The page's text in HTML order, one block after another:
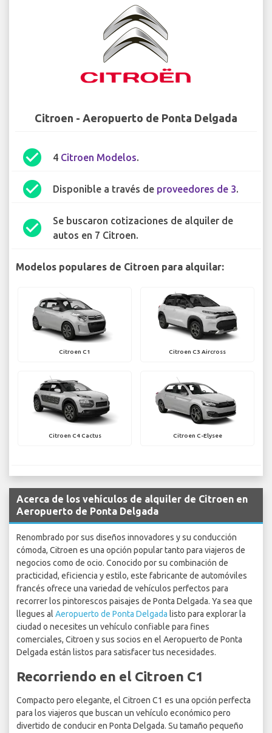
Citroen - Aeropuerto de Ponta Delgada
check_circle 4 Citroen Modelos.
check_circle Disponible a través de proveedores de 3.
check_circle
Se buscaron cotizaciones de alquiler de
autos en 7 Citroen.
Modelos populares de Citroen para alquilar:
Citroen C1 Citroen C3 Aircross
Citroen C4 Cactus Citroen C-Elysee
Acerca de los vehículos de alquiler de Citroen en
Aeropuerto de Ponta Delgada
Renombrado por sus diseños innovadores y su conducción
cómoda, Citroen es una opción popular tanto para viajeros de
negocios como de ocio. Conocido por su combinación de
practicidad, eficiencia y estilo, este fabricante de automóviles
francés ofrece una variedad de vehículos perfectos para
recorrer los pintorescos paisajes de Ponta Delgada. Ya sea que
llegues al Aeropuerto de Ponta Delgada listo para explorar la
ciudad o necesites un vehículo confiable para fines
comerciales, Citroen y sus socios en el Aeropuerto de Ponta
Delgada están listos para satisfacer tus necesidades.
Recorriendo en el Citroen C1
Compacto pero elegante, el Citroen C1 es una opción perfecta
para los viajeros que buscan un vehículo económico pero
divertido de conducir en Ponta Delgada. Su tamaño pequeño